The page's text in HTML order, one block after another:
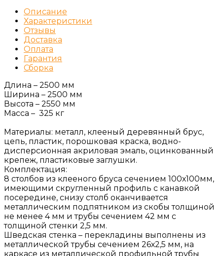
Описание
Характеристики
Отзывы
Доставка
Оплата
Гарантия
Сборка
Длина – 2500 мм
Ширина – 2500 мм
Высота – 2550 мм
Масса – 325 кг
Материалы: металл, клееный деревянный брус,
цепь, пластик, порошковая краска, водно-
дисперсионная акриловая эмаль, оцинкованный
крепеж, пластиковые заглушки.
Комплектация:
8 столбов из клееного бруса сечением 100х100мм,
имеющими скругленный профиль с канавкой
посередине, снизу столб оканчивается
металлическим подпятником из скобы толщиной
не менее 4 мм и трубы сечением 42 мм с
толщиной стенки 2,5 мм.
Шведская стенка – перекладины выполнены из
металлической трубы сечением 26х2,5 мм, на
каркасе из металлической профильной трубы